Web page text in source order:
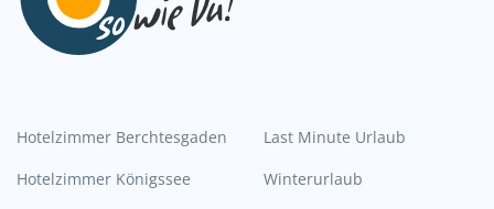
Hotelzimmer Berchtesgaden
Hotelzimmer Königssee
Last Minute Urlaub
Winterurlaub